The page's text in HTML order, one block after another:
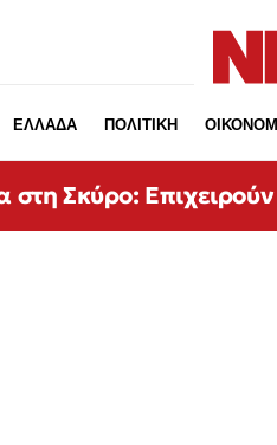
ΕΛΛΑΔΑ ΠΟΛΙΤΙΚΗ
στη Σκύρο: